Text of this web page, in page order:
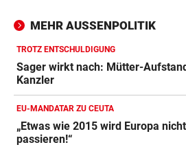
Diese drei Länder schlossen
Militär-Bündnis
TOUR DE FRANCE – DAMEN
Polin Niewiadoma
Mont Ventoux
MEHR AUSSENPOLITIK
TROTZ ENTSCHULDIGUNG
Sager wirkt nach: Mütter-
Kanzler
EU-MANDATAR ZU CEUTA
„Etwas wie 2015 wird Europa
passieren!“